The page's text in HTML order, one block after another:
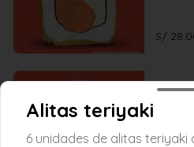
S/
Maki
Alitas teriyaki
6 unidades de alitas